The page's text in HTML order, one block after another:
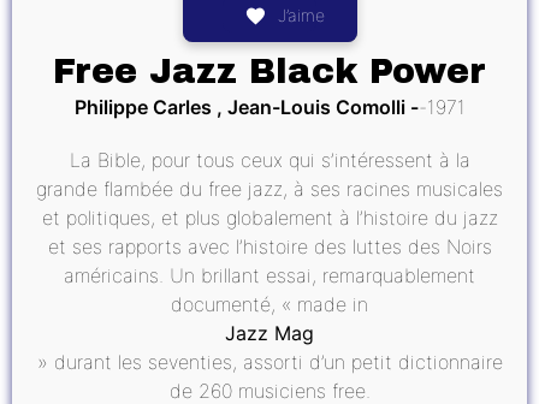
J’aime
Free Jazz Black Power
Philippe Carles , Jean-Louis Comolli 1971
La Bible, pour tous ceux qui s’intéressent à la
grande flambée du free jazz, à ses racines musicales
et politiques, et plus globalement à l’histoire du jazz
et ses rapports avec l’histoire des luttes des Noirs
américains. Un brillant essai, remarquablement
documenté, « made in
Jazz Mag
» durant les seventies, assorti d’un petit dictionnaire
de 260 musiciens free.